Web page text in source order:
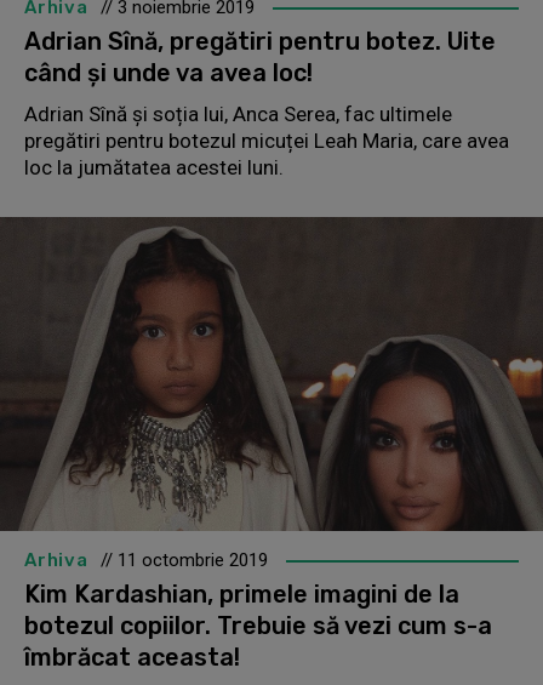
Arhiva // 3 noiembrie 2019
Adrian Sînă, pregătiri pentru botez. Uite
când și unde va avea loc!
Adrian Sînă și soția lui, Anca Serea, fac ultimele
pregătiri pentru botezul micuței Leah Maria, care avea
loc la jumătatea acestei luni.
Arhiva // 11 octombrie 2019
Kim Kardashian, primele imagini de la
botezul copiilor. Trebuie să vezi cum s-a
îmbrăcat aceasta!